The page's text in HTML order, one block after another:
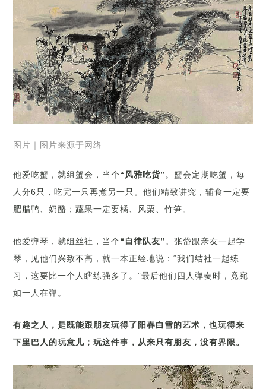
图片｜图片来源于网络
他爱吃蟹，就组蟹会，当个“风雅吃货” 。蟹会定期吃蟹，每
人分6只，吃完一只再煮另一只。他们精致讲究，辅食一定要
肥腊鸭、奶酪；蔬果一定要橘、风栗、竹笋。
他爱弹琴，就组丝社，当个“自律队友” 。张岱跟亲友一起学
琴，见他们兴致不高，就一本正经地说：“我们结社一起练
习，这要比一个人瞎练强多了。”最后他们四人弹奏时，竟宛
如一人在弹。
有趣之人，是既能跟朋友玩得了阳春白雪的艺术，也玩得来
下里巴人的玩意儿；玩这件事，从来只有朋友，没有界限。